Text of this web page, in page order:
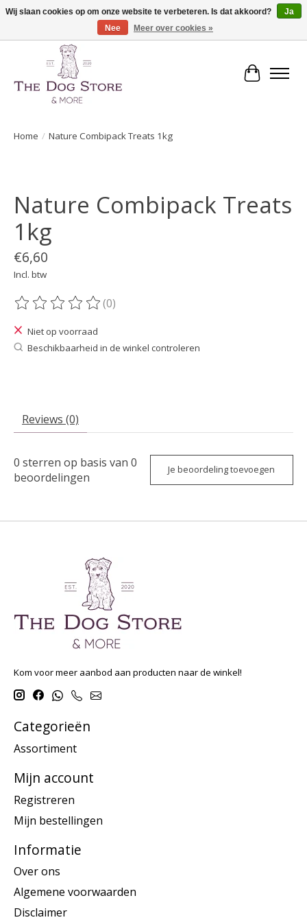
De speciaalzaak in hondenartikelen en meer!
Home / Nature Combipack Treats 1kg
Nature Combipack Treats
1kg
€6,60
Incl. btw
De beoordeling van dit product is
(0)
Niet op voorraad
Beschikbaarheid in de winkel controleren
Reviews (0)
0 sterren op basis van 0
beoordelingen
Je beoordeling toevoegen
Kom voor meer aanbod aan producten naar de winkel!
Categorieën
Assortiment
Mijn account
Registreren
Mijn bestellingen
Informatie
Over ons
Algemene voorwaarden
Disclaimer
Wij slaan cookies op om onze website te verbeteren. Is dat akkoord?
Ja
Nee
Meer over cookies »